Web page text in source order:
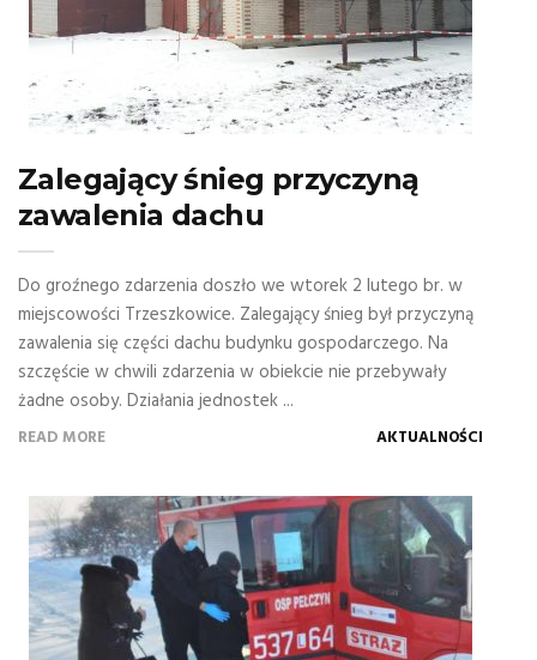
Zalegający śnieg przyczyną
zawalenia dachu
Do groźnego zdarzenia doszło we wtorek 2 lutego br. w
miejscowości Trzeszkowice. Zalegający śnieg był przyczyną
zawalenia się części dachu budynku gospodarczego. Na
szczęście w chwili zdarzenia w obiekcie nie przebywały
żadne osoby. Działania jednostek ...
READ MORE AKTUALNOŚCI